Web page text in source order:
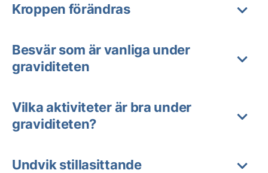
Kroppen förändras
Besvär som är vanliga under
graviditeten
Vilka aktiviteter är bra under
graviditeten?
Undvik stillasittande